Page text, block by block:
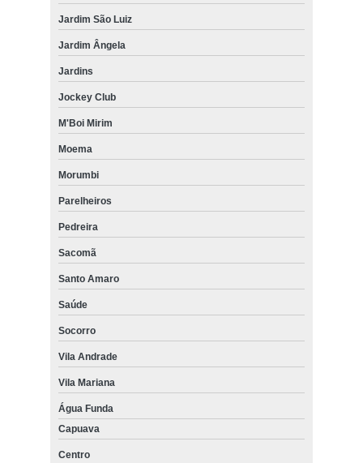
Jardim São Luiz
Jardim Ângela
Jardins
Jockey Club
M'Boi Mirim
Moema
Morumbi
Parelheiros
Pedreira
Sacomã
Santo Amaro
Saúde
Socorro
Vila Andrade
Vila Mariana
Água Funda
Capuava
Centro